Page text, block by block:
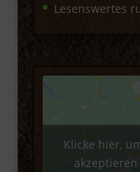
Lesenswertes
Klicke hier,